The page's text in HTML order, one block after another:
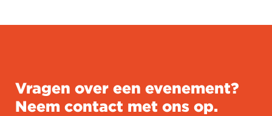
Vragen over een evenement?
Neem contact met ons op.